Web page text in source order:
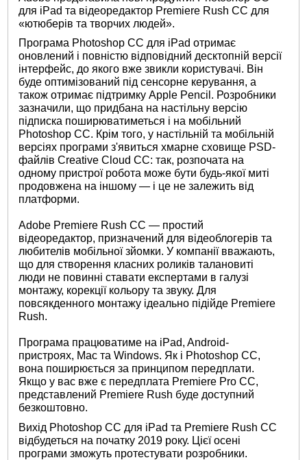
для iPad та відеоредактор Premiere Rush CC для
«ютюберів та творчих людей».
Програма Photoshop CC для iPad отримає
оновлений і повністю відповідний десктопній версії
інтерфейс, до якого вже звикли користувачі. Він
буде оптимізований під сенсорне керування, а
також отримає підтримку Apple Pencil. Розробники
зазначили, що придбана на настільну версію
підписка поширюватиметься і на мобільний
Photoshop CC. Крім того, у настільній та мобільній
версіях програми з'явиться хмарне сховище PSD-
файлів Creative Cloud CC: так, розпочата на
одному пристрої робота може бути будь-якої миті
продовжена на іншому — і це не залежить від
платформи.
Adobe Premiere Rush CC — простий
відеоредактор, призначений для відеоблогерів та
любителів мобільної зйомки. У компанії вважають,
що для створення класних роликів талановиті
люди не повинні ставати експертами в галузі
монтажу, корекції кольору та звуку. Для
повсякденного монтажу ідеально підійде Premiere
Rush.
Програма працюватиме на iPad, Android-
пристроях, Mac та Windows. Як і Photoshop CC,
вона поширюється за принципом передплати.
Якщо у вас вже є передплата Premiere Pro CC,
представлений Premiere Rush буде доступний
безкоштовно.
Вихід Photoshop CC для iPad та Premiere Rush CC
відбудеться на початку 2019 року. Цієї осені
програми зможуть протестувати розробники.